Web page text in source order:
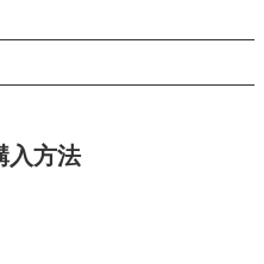
入方法